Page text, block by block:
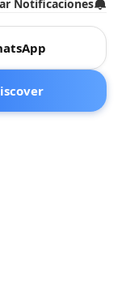
Notificaciones